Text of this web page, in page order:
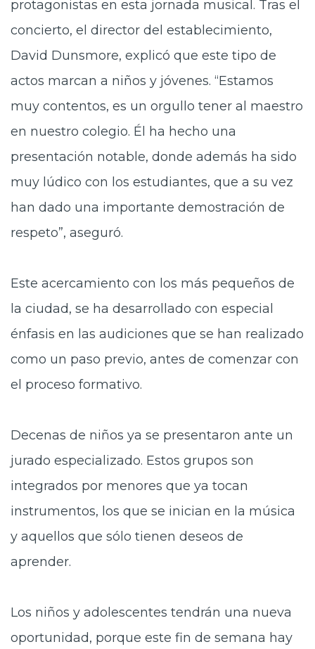
protagonistas en esta jornada musical. Tras el
concierto, el director del establecimiento,
David Dunsmore, explicó que este tipo de
actos marcan a niños y jóvenes. “Estamos
muy contentos, es un orgullo tener al maestro
en nuestro colegio. Él ha hecho una
presentación notable, donde además ha sido
muy lúdico con los estudiantes, que a su vez
han dado una importante demostración de
respeto”, aseguró.
Este acercamiento con los más pequeños de
la ciudad, se ha desarrollado con especial
énfasis en las audiciones que se han realizado
como un paso previo, antes de comenzar con
el proceso formativo.
Decenas de niños ya se presentaron ante un
jurado especializado. Estos grupos son
integrados por menores que ya tocan
instrumentos, los que se inician en la música
y aquellos que sólo tienen deseos de
aprender.
Los niños y adolescentes tendrán una nueva
oportunidad, porque este fin de semana hay